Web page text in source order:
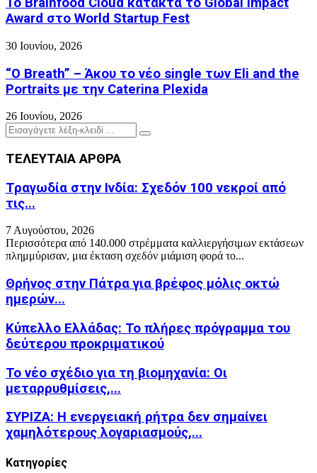
Award στο World Startup Fest
30 Ιουνίου, 2026
“O Breath” – Άκου το νέο single των Eli and the
Portraits με την Caterina Plexida
26 Ιουνίου, 2026
Search
for:
Search
ΤΕΛΕΥΤΑΙΑ ΑΡΘΡΑ
Τραγωδία στην Ινδία: Σχεδόν 100 νεκροί από
τις...
7 Αυγούστου, 2026
Περισσότερα από 140.000 στρέμματα καλλιεργήσιμων εκτάσεων
πλημμύρισαν, μια έκταση σχεδόν μιάμιση φορά το...
Θρήνος στην Πάτρα για βρέφος μόλις οκτώ
ημερών...
Κύπελλο Ελλάδας: Το πλήρες πρόγραμμα του
δεύτερου προκριματικού
Το νέο σχέδιο για τη βιομηχανία: Οι
μεταρρυθμίσεις,...
ΣΥΡΙΖΑ: Η ενεργειακή ρήτρα δεν σημαίνει
χαμηλότερους λογαριασμούς,...
Kατηγορίες